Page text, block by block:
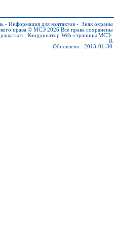
- Информация для контактов - Знак охраны
права © МСЭ 2026 Все права сохранены
: Координатор Web-страницы МСЭ-
R
Обновлено : 2013-01-30